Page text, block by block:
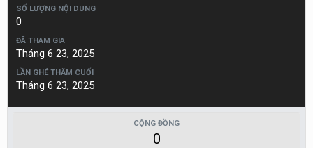
SỐ LƯỢNG NỘI DUNG
0
ĐÃ THAM GIA
Tháng 6 23, 2025
LẦN GHÉ THĂM CUỐI
Tháng 6 23, 2025
CỘNG ĐỒNG
0